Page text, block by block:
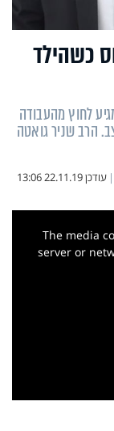
כשהילד
לחוץ מהעבודה
הרב שניר גואטה
| עודכן22.11.19 13:06
This
The media
server or